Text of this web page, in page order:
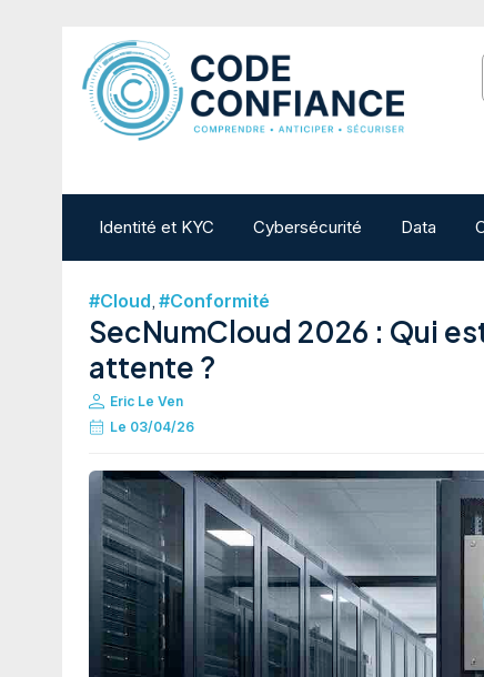
Identité et KYC Cybersécurité Data
#Cloud, #Conformité
SecNumCloud 2026 : Qui
attente ?
Eric Le Ven
Le 03/04/26